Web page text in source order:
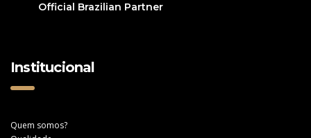
Official Brazilian Partner
Institucional
Quem somos?